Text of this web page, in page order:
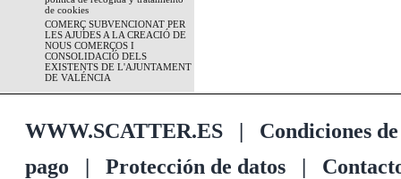
de cookies
COMERÇ SUBVENCIONAT PER
LES AJUDES A LA CREACIÓ DE
NOUS COMERÇOS I
CONSOLIDACIÓ DELS
EXISTENTS DE L'AJUNTAMENT
DE VALÉNCIA
WWW.SCATTER.ES | Condiciones
pago | Protección de datos |